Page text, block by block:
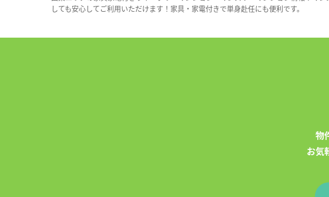
しても安心してご利用いただけます！家具・家電付きで単身赴任にも便利です。
物
お気